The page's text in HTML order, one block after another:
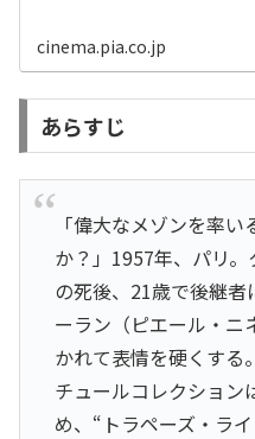
cinema.pia.co.jp
あらすじ
「偉大なメゾンを率
か？」1957年、パリ
の死後、21歳で後継
ーラン（ピエール・ニ
かれて表情を硬くする
チュールコレクション
め、“トラペーズ・ラ